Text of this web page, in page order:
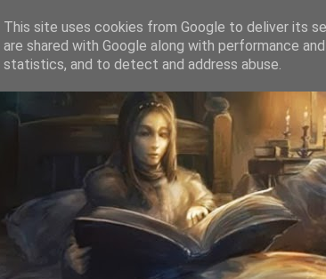
This site uses cookies from Google to deliver its
are shared with Google along with performance
statistics, and to detect and address abuse.